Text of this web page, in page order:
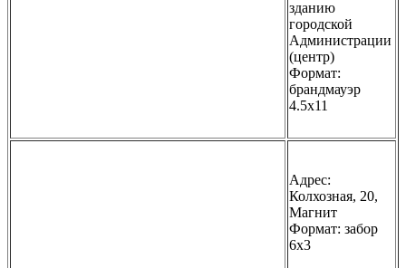
зданию
городской
Администрации
(центр)
Формат:
брандмауэр
4.5х11
Адрес:
Колхозная, 20,
Магнит
Формат: забор
6х3